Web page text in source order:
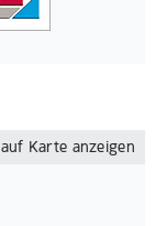
auf Karte anzeigen